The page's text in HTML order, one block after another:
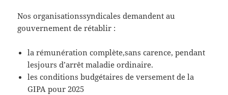
Nos organisationssyndicales demandent au
gouvernement de rétablir :
la rémunération complète,sans carence, pendant
lesjours d’arrêt maladie ordinaire.
les conditions budgétaires de versement de la
GIPA pour 2025